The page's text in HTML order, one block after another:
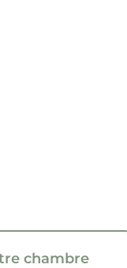
chambre